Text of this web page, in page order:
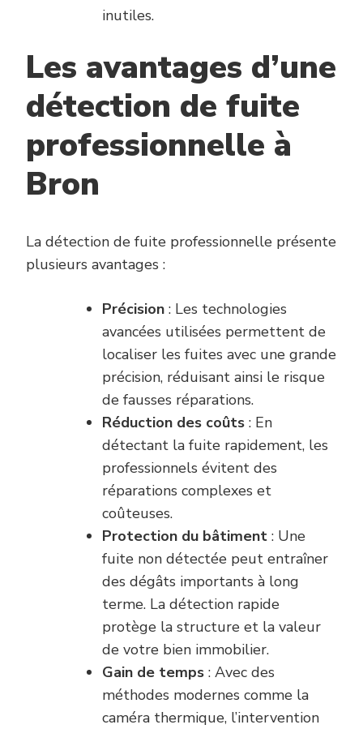
inutiles.
Les avantages d’une
détection de fuite
professionnelle à
Bron
La détection de fuite professionnelle présente
plusieurs avantages :
Précision : Les technologies
avancées utilisées permettent de
localiser les fuites avec une grande
précision, réduisant ainsi le risque
de fausses réparations.
Réduction des coûts : En
détectant la fuite rapidement, les
professionnels évitent des
réparations complexes et
coûteuses.
Protection du bâtiment : Une
fuite non détectée peut entraîner
des dégâts importants à long
terme. La détection rapide
protège la structure et la valeur
de votre bien immobilier.
Gain de temps : Avec des
méthodes modernes comme la
caméra thermique, l’intervention